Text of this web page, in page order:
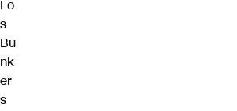
Lo
s
Bu
nk
er
s